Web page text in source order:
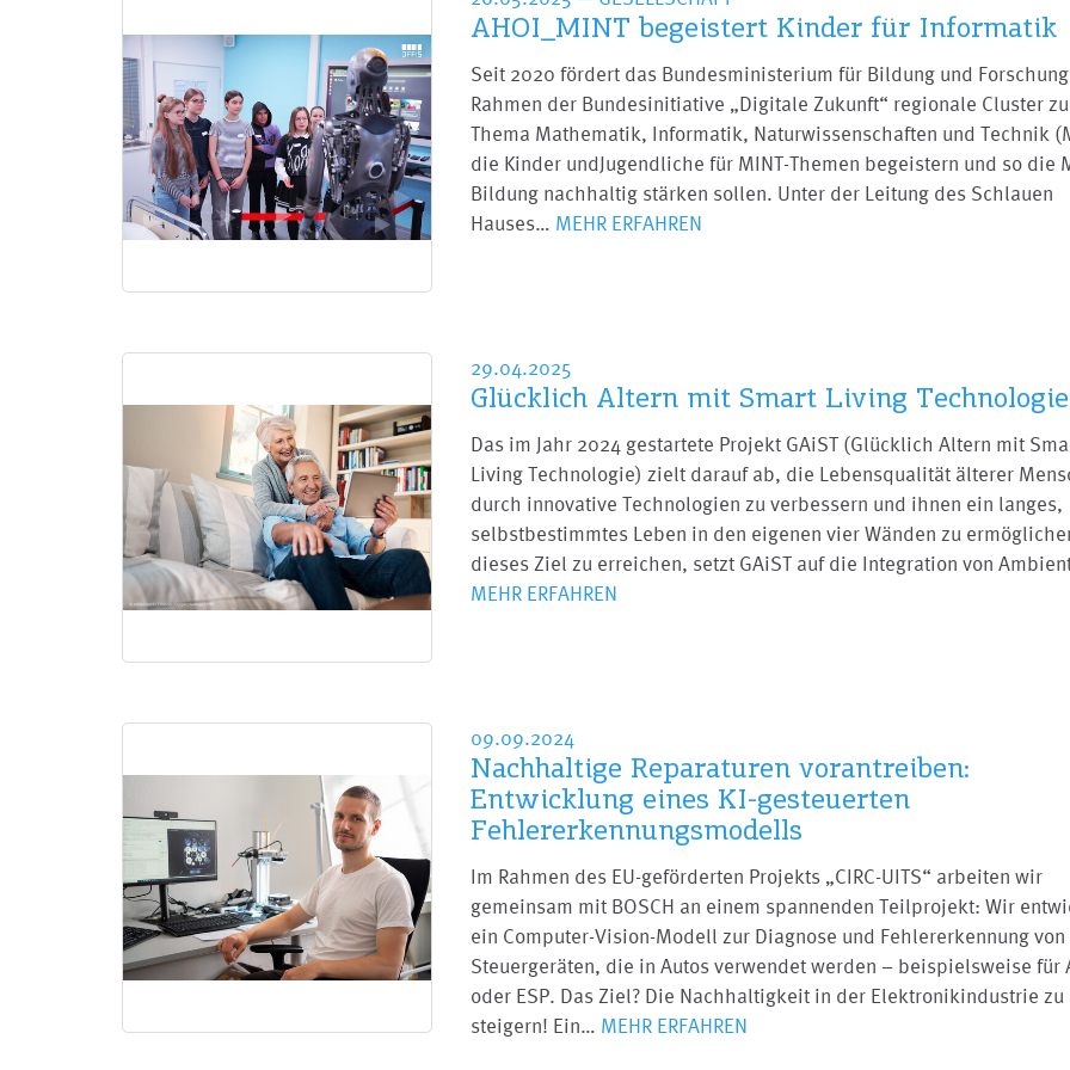
AHOI_MINT begeistert Kinder für Informatik
Seit 2020 fördert das Bundesministerium für Bildung und
Rahmen der Bundesinitiative „Digitale Zukunft“ regionale Cluster
Thema Mathematik, Informatik, Naturwissenschaften und Technik
die Kinder undJugendliche für MINT-Themen begeistern und so die
Bildung nachhaltig stärken sollen. Unter der Leitung des Schlauen
Hauses… MEHR ERFAHREN
29.04.2025
Glücklich Altern mit Smart Living
Das im Jahr 2024 gestartete Projekt GAiST (Glücklich Altern mit
Living Technologie) zielt darauf ab, die Lebensqualität älterer
durch innovative Technologien zu verbessern und ihnen ein langes,
selbstbestimmtes Leben in den eigenen vier Wänden zu
dieses Ziel zu erreichen, setzt GAiST auf die Integration von
MEHR ERFAHREN
09.09.2024
Nachhaltige Reparaturen vorantreiben:
Entwicklung eines KI-gesteuerten
Fehlererkennungsmodells
Im Rahmen des EU-geförderten Projekts „CIRC-UITS“ arbeiten wir
gemeinsam mit BOSCH an einem spannenden Teilprojekt: Wir
ein Computer-Vision-Modell zur Diagnose und Fehlererkennung von
Steuergeräten, die in Autos verwendet werden – beispielsweise für
oder ESP. Das Ziel? Die Nachhaltigkeit in der Elektronikindustrie zu
steigern! Ein… MEHR ERFAHREN